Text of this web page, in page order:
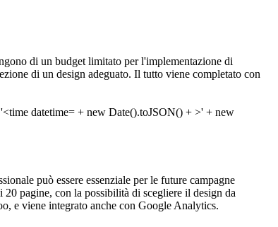
di un budget limitato per l'implementazione di
di un design adeguato. Il tutto viene completato con
può essere essenziale per le future campagne
20 pagine, con la possibilità di scegliere il design da
e viene integrato anche con Google Analytics.